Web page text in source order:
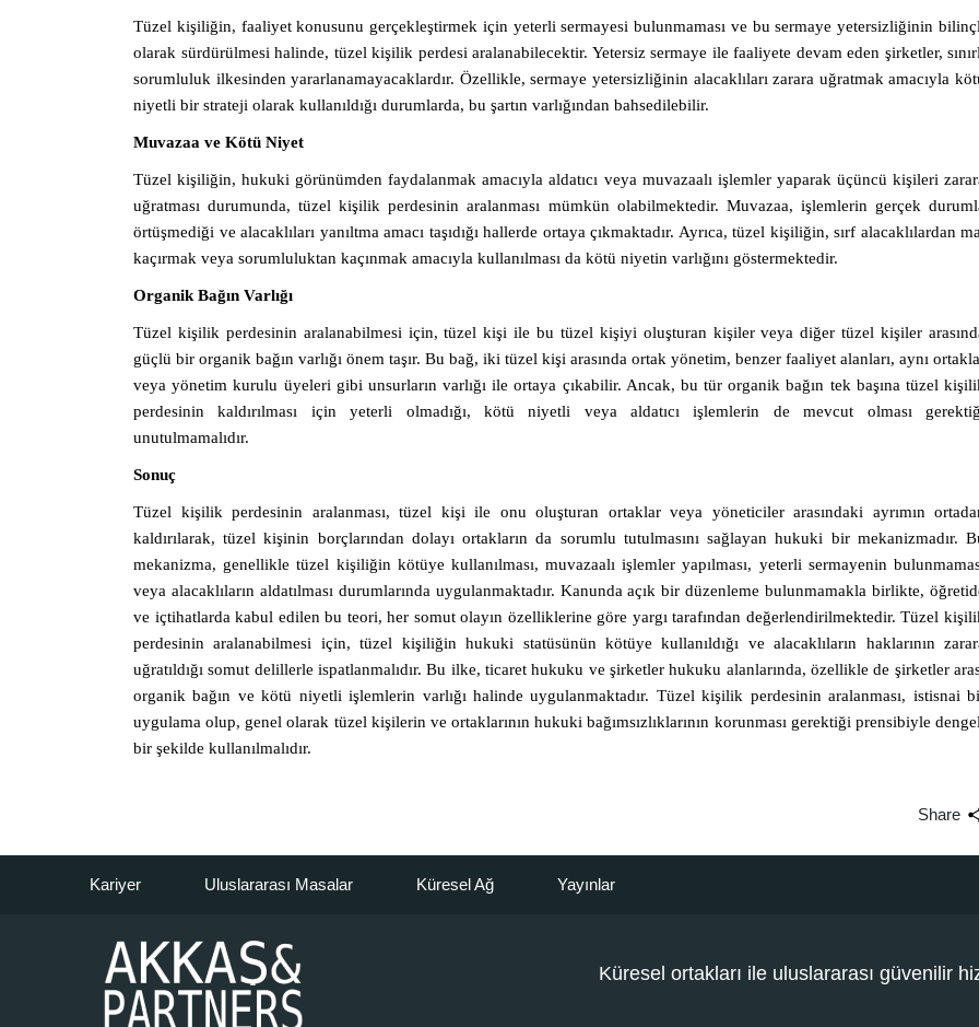
Tüzel kişiliğin, faaliyet konusunu gerçekleştirmek için yeterli sermayesi bulunmaması ve bu sermaye yetersizliğinin
olarak sürdürülmesi halinde, tüzel kişilik perdesi aralanabilecektir. Yetersiz sermaye ile faaliyete devam eden şirketler,
sorumluluk ilkesinden yararlanamayacaklardır. Özellikle, sermaye yetersizliğinin alacaklıları zarara uğratmak amacıyla
niyetli bir strateji olarak kullanıldığı durumlarda, bu şartın varlığından bahsedilebilir.
Muvazaa ve Kötü Niyet
Tüzel kişiliğin, hukuki görünümden faydalanmak amacıyla aldatıcı veya muvazaalı işlemler yaparak üçüncü kişileri
uğratması durumunda, tüzel kişilik perdesinin aralanması mümkün olabilmektedir. Muvazaa, işlemlerin gerçek
örtüşmediği ve alacaklıları yanıltma amacı taşıdığı hallerde ortaya çıkmaktadır. Ayrıca, tüzel kişiliğin, sırf alacaklılardan
kaçırmak veya sorumluluktan kaçınmak amacıyla kullanılması da kötü niyetin varlığını göstermektedir.
Organik Bağın Varlığı
Tüzel kişilik perdesinin aralanabilmesi için, tüzel kişi ile bu tüzel kişiyi oluşturan kişiler veya diğer tüzel kişiler
güçlü bir organik bağın varlığı önem taşır. Bu bağ, iki tüzel kişi arasında ortak yönetim, benzer faaliyet alanları, aynı
veya yönetim kurulu üyeleri gibi unsurların varlığı ile ortaya çıkabilir. Ancak, bu tür organik bağın tek başına tüzel
perdesinin kaldırılması için yeterli olmadığı, kötü niyetli veya aldatıcı işlemlerin de mevcut olması
unutulmamalıdır.
Sonuç
Tüzel kişilik perdesinin aralanması, tüzel kişi ile onu oluşturan ortaklar veya yöneticiler arasındaki ayrımın
kaldırılarak, tüzel kişinin borçlarından dolayı ortakların da sorumlu tutulmasını sağlayan hukuki bir mekanizmadır.
mekanizma, genellikle tüzel kişiliğin kötüye kullanılması, muvazaalı işlemler yapılması, yeterli sermayenin
veya alacaklıların aldatılması durumlarında uygulanmaktadır. Kanunda açık bir düzenleme bulunmamakla birlikte,
ve içtihatlarda kabul edilen bu teori, her somut olayın özelliklerine göre yargı tarafından değerlendirilmektedir. Tüzel
perdesinin aralanabilmesi için, tüzel kişiliğin hukuki statüsünün kötüye kullanıldığı ve alacaklıların haklarının
uğratıldığı somut delillerle ispatlanmalıdır. Bu ilke, ticaret hukuku ve şirketler hukuku alanlarında, özellikle de şirketler
organik bağın ve kötü niyetli işlemlerin varlığı halinde uygulanmaktadır. Tüzel kişilik perdesinin aralanması, istisnai
uygulama olup, genel olarak tüzel kişilerin ve ortaklarının hukuki bağımsızlıklarının korunması gerektiği prensibiyle
bir şekilde kullanılmalıdır.
Share
Kariyer Uluslararası Masalar Küresel Ağ Yayınlar
Küresel ortakları ile uluslararası güvenilir